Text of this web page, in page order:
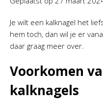
Je wilt een kalknagel het
hem toch, dan wil je er
daar graag meer over.
Voorkomen
kalknagels